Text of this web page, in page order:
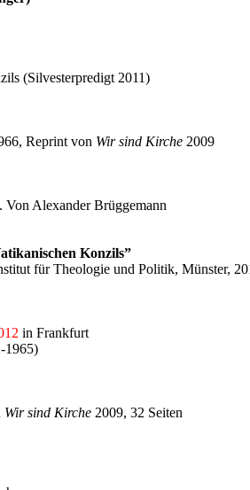
(Silvesterpredigt 2011)
Reprint von Wir sind Kirche 2009
Alexander Brüggemann
Konzils”
für Theologie und Politik, Münster,
in Frankfurt
1965)
Wir sind Kirche 2009, 32 Seiten